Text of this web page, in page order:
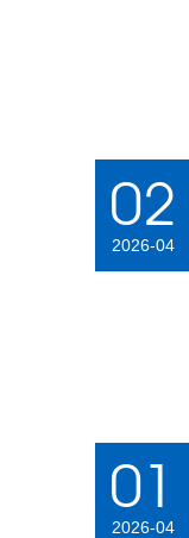
02
2026-04
01
2026-04